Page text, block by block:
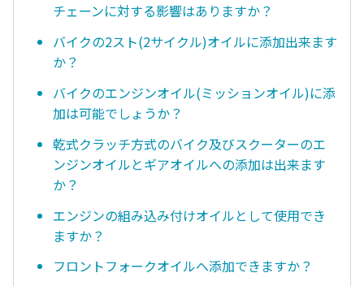
チェーンに対する影響はありますか？
バイクの2スト(2サイクル)オイルに添加出来ます
か？
バイクのエンジンオイル(ミッションオイル)に添
加は可能でしょうか？
乾式クラッチ方式のバイク及びスクーターのエ
ンジンオイルとギアオイルへの添加は出来ます
か？
エンジンの組み込み付けオイルとして使用でき
ますか？
フロントフォークオイルへ添加できますか？